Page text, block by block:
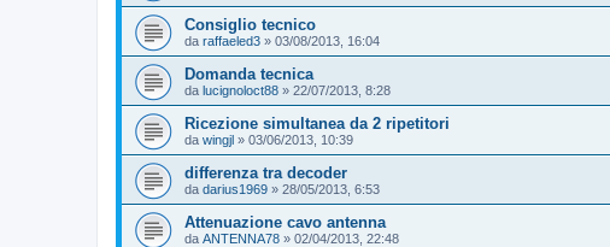
Consiglio tecnico
da raffaeled3 » 03/08/2013, 16:04
Domanda tecnica
da lucignoloct88 » 22/07/2013, 8:28
Ricezione simultanea da 2 ripetitori
da wingjl » 03/06/2013, 10:39
differenza tra decoder
da darius1969 » 28/05/2013, 6:53
Attenuazione cavo antenna
da ANTENNA78 » 02/04/2013, 22:48